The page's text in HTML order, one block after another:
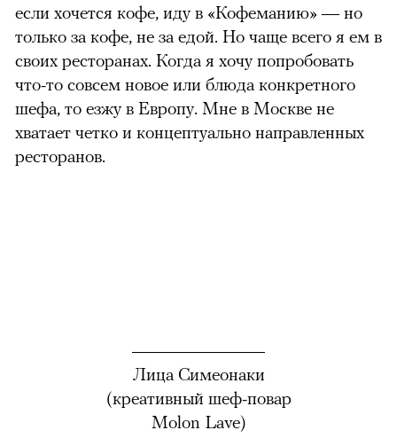
если хочется кофе, иду в «Кофеманию» — но
только за кофе, не за едой. Но чаще всего я ем в
своих ресторанах. Когда я хочу попробовать
что-то совсем новое или блюда конкретного
шефа, то езжу в Европу. Мне в Москве не
хватает четко и концептуально направленных
ресторанов.
Лица Симеонаки
(креативный шеф-повар
Molon Lave)